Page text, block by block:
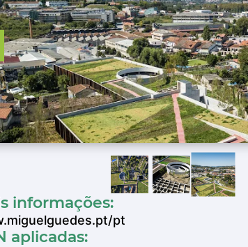
informações:
pt
aplicadas: